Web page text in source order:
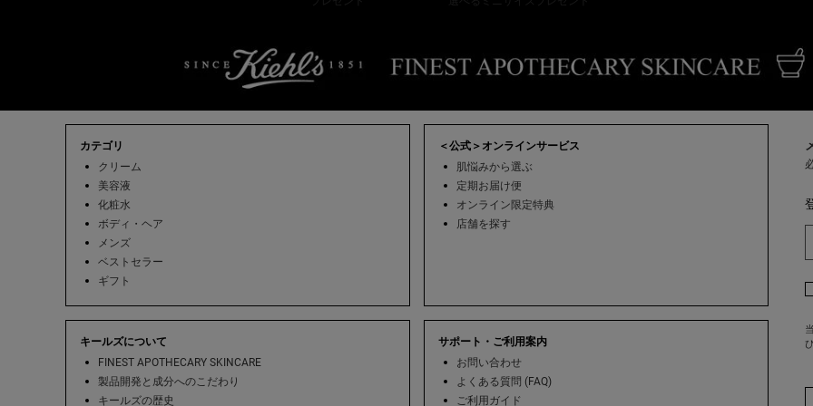
カテゴリ
クリーム
美容液
化粧水
ボディ・ヘア
メンズ
ベストセラー
ギフト
＜公式＞オンラインサービス
肌悩みから選ぶ
定期お届け便
オンライン限定特典
店舗を探す
キールズについて
FINEST APOTHECARY SKINCARE
製品開発と成分へのこだわり
キールズの歴史
サポート・ご利用案内
お問い合わせ
よくある質問 (FAQ)
ご利用ガイド